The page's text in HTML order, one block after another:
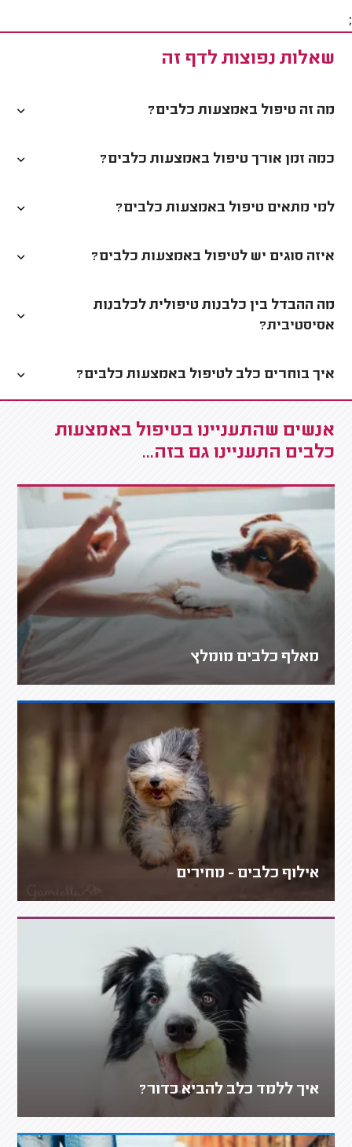
;
שאלות נפוצות לדף זה
מה זה טיפול באמצעות כלבים?
כמה זמן אורך טיפול באמצעות כלבים?
למי מתאים טיפול באמצעות כלבים?
איזה סוגים יש לטיפול באמצעות כלבים?
מה ההבדל בין כלבנות טיפולית לכלבנות
אסיסטיבית?
איך בוחרים כלב לטיפול באמצעות כלבים?
אנשים שהתעניינו בטיפול באמצעות
כלבים התעניינו גם בזה...
מאלף כלבים מומלץ
אילוף כלבים - מחירים
איך ללמד כלב להביא כדור?